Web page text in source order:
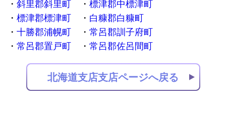
斜里郡斜里町
標津郡中標津町
標津郡標津町
白糠郡白糠町
十勝郡浦幌町
常呂郡訓子府町
常呂郡置戸町
常呂郡佐呂間町
北海道支店支店ページへ戻る